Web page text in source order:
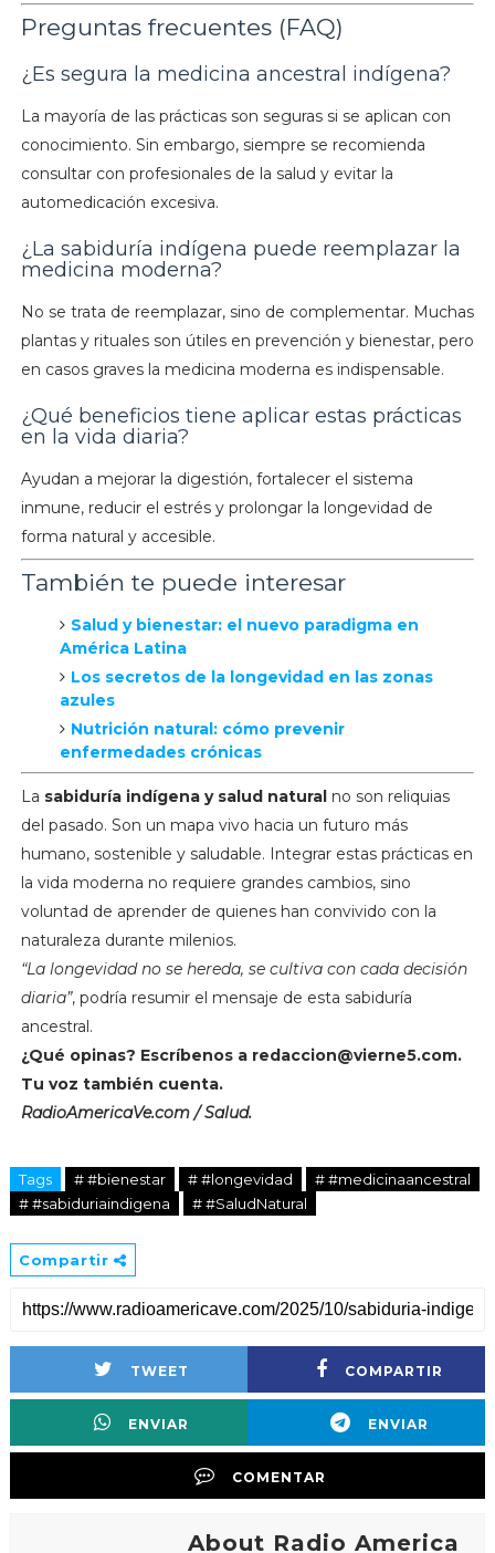
Preguntas frecuentes (FAQ)
¿Es segura la medicina ancestral indígena?
La mayoría de las prácticas son seguras si se aplican con
conocimiento. Sin embargo, siempre se recomienda
consultar con profesionales de la salud y evitar la
automedicación excesiva.
¿La sabiduría indígena puede reemplazar la
medicina moderna?
No se trata de reemplazar, sino de complementar. Muchas
plantas y rituales son útiles en prevención y bienestar, pero
en casos graves la medicina moderna es indispensable.
¿Qué beneficios tiene aplicar estas prácticas
en la vida diaria?
Ayudan a mejorar la digestión, fortalecer el sistema
inmune, reducir el estrés y prolongar la longevidad de
forma natural y accesible.
También te puede interesar
Salud y bienestar: el nuevo paradigma en
América Latina
Los secretos de la longevidad en las zonas
azules
Nutrición natural: cómo prevenir
enfermedades crónicas
La sabiduría indígena y salud natural no son reliquias
del pasado. Son un mapa vivo hacia un futuro más
humano, sostenible y saludable. Integrar estas prácticas en
la vida moderna no requiere grandes cambios, sino
voluntad de aprender de quienes han convivido con la
naturaleza durante milenios.
“La longevidad no se hereda, se cultiva con cada decisión
diaria”, podría resumir el mensaje de esta sabiduría
ancestral.
¿Qué opinas? Escríbenos a redaccion@vierne5.com.
Tu voz también cuenta.
RadioAmericaVe.com / Salud.
Tags # #bienestar # #longevidad
# #medicinaancestral
# #sabiduriaindigena
# #SaludNatural
Compartir
TWEET COMPARTIR
ENVIAR ENVIAR
COMENTAR
About Radio America